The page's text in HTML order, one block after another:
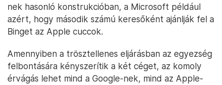
nek hasonló konstrukcióban, a Microsoft például
azért, hogy második számú keresőként ajánlják fel a
Binget az Apple cuccok.
Amennyiben a trösztellenes eljárásban az egyezség
felbontására kényszerítik a két céget, az komoly
érvágás lehet mind a Google-nek, mind az Apple-